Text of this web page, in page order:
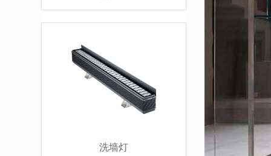
洗墙灯